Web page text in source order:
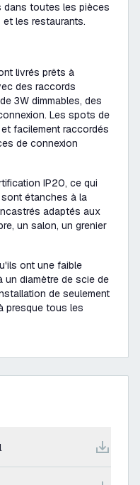
dans toutes les pièces
les restaurants.
livrés prêts à
des raccords
3W dimmables, des
Les spots de
facilement raccordés
de connexion
IP20, ce qui
étanches à la
adaptés aux
un salon, un grenier
ont une faible
un diamètre de scie de
de seulement
presque tous les